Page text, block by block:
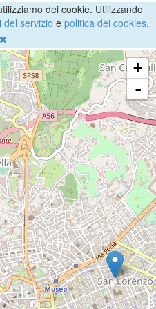
dei cookie. Utilizzando
del servizio e politica dei cookies.
+
-